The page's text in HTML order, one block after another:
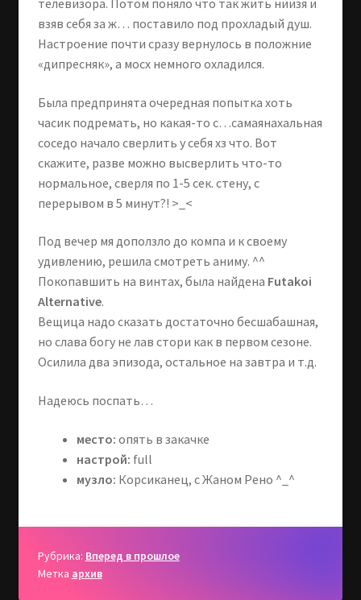
телевизора. Потом поняло что так жить ниизя и
взяв себя за ж… поставило под прохладый душ.
Настроение почти сразу вернулось в положние
«дипресняк», а мосх немного охладился.
Была предпринята очередная попытка хоть
часик подремать, но какая-то с…самаянахальная
соседо начало сверлить у себя хз что. Вот
скажите, разве можно высверлить что-то
нормальное, сверля по 1-5 сек. стену, с
перерывом в 5 минут?! >_<
Под вечер мя доползло до компа и к своему
удивлению, решила смотреть аниму. ^^
Покопавшить на винтах, была найдена Futakoi
Alternative.
Вещица надо сказать достаточно бесшабашная,
но слава богу не лав стори как в первом сезоне.
Осилила два эпизода, остальное на завтра и т.д.
Надеюсь поспать…
место: опять в закачке
настрой: full
музло: Корсиканец, с Жаном Рено ^_^
Рубрика: Вперед в прошлое
Метка архив